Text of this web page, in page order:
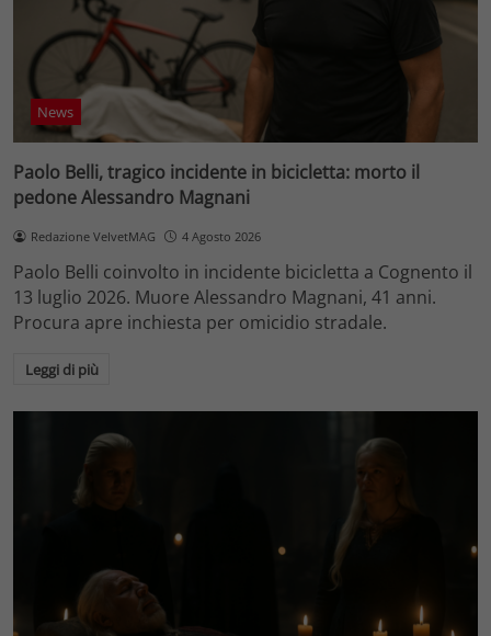
News
Paolo Belli, tragico incidente in bicicletta: morto il
pedone Alessandro Magnani
Redazione VelvetMAG 4 Agosto 2026
Paolo Belli coinvolto in incidente bicicletta a Cognento il
13 luglio 2026. Muore Alessandro Magnani, 41 anni.
Procura apre inchiesta per omicidio stradale.
Leggi di più